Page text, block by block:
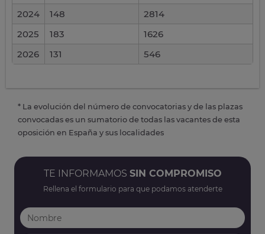
2024
148
2814
2025
183
1626
2026
131 546
* La evolución del número de convocatorias y de las plazas
convocadas es un sumatorio de todas las vacantes de esta
oposición en España y sus localidades
TE INFORMAMOS SIN COMPROMISO
Rellena el formulario para que podamos atenderte